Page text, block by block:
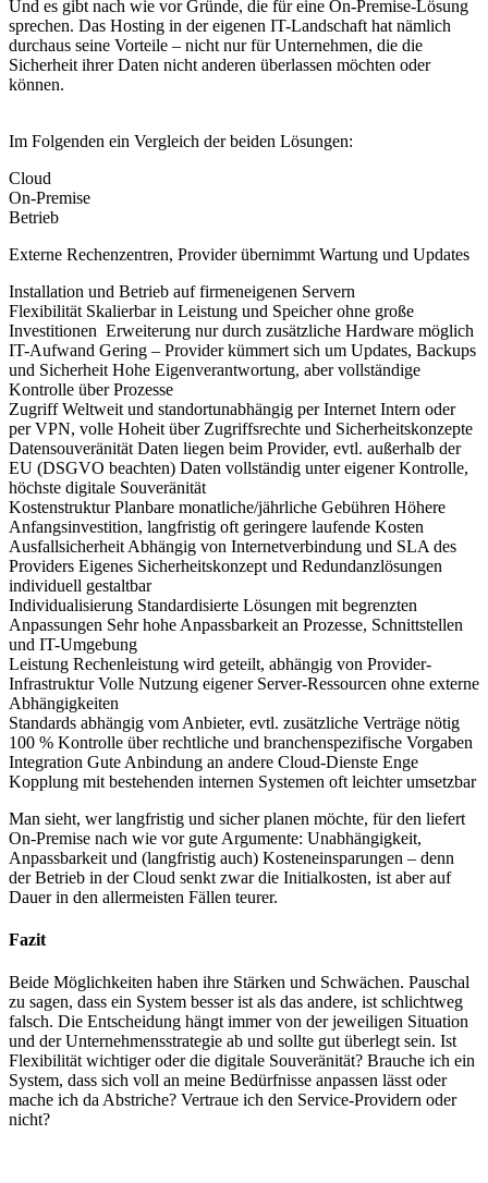
Und es gibt nach wie vor Gründe, die für eine On-Premise-Lösung
sprechen. Das Hosting in der eigenen IT-Landschaft hat nämlich
durchaus seine Vorteile – nicht nur für Unternehmen, die die
Sicherheit ihrer Daten nicht anderen überlassen möchten oder
können.
Im Folgenden ein Vergleich der beiden Lösungen:
Cloud
On-Premise
Betrieb
Externe Rechenzentren, Provider übernimmt Wartung und Updates
Installation und Betrieb auf firmeneigenen Servern
Flexibilität Skalierbar in Leistung und Speicher ohne große
Investitionen Erweiterung nur durch zusätzliche Hardware möglich
IT-Aufwand Gering – Provider kümmert sich um Updates, Backups
und Sicherheit Hohe Eigenverantwortung, aber vollständige
Kontrolle über Prozesse
Zugriff Weltweit und standortunabhängig per Internet Intern oder
per VPN, volle Hoheit über Zugriffsrechte und Sicherheitskonzepte
Datensouveränität Daten liegen beim Provider, evtl. außerhalb der
EU (DSGVO beachten) Daten vollständig unter eigener Kontrolle,
höchste digitale Souveränität
Kostenstruktur Planbare monatliche/jährliche Gebühren Höhere
Anfangsinvestition, langfristig oft geringere laufende Kosten
Ausfallsicherheit Abhängig von Internetverbindung und SLA des
Providers Eigenes Sicherheitskonzept und Redundanzlösungen
individuell gestaltbar
Individualisierung Standardisierte Lösungen mit begrenzten
Anpassungen Sehr hohe Anpassbarkeit an Prozesse, Schnittstellen
und IT-Umgebung
Leistung Rechenleistung wird geteilt, abhängig von Provider-
Infrastruktur Volle Nutzung eigener Server-Ressourcen ohne externe
Abhängigkeiten
Standards abhängig vom Anbieter, evtl. zusätzliche Verträge nötig
100 % Kontrolle über rechtliche und branchenspezifische Vorgaben
Integration Gute Anbindung an andere Cloud-Dienste Enge
Kopplung mit bestehenden internen Systemen oft leichter umsetzbar
Man sieht, wer langfristig und sicher planen möchte, für den liefert
On-Premise nach wie vor gute Argumente: Unabhängigkeit,
Anpassbarkeit und (langfristig auch) Kosteneinsparungen – denn
der Betrieb in der Cloud senkt zwar die Initialkosten, ist aber auf
Dauer in den allermeisten Fällen teurer.
Fazit
Beide Möglichkeiten haben ihre Stärken und Schwächen. Pauschal
zu sagen, dass ein System besser ist als das andere, ist schlichtweg
falsch. Die Entscheidung hängt immer von der jeweiligen Situation
und der Unternehmensstrategie ab und sollte gut überlegt sein. Ist
Flexibilität wichtiger oder die digitale Souveränität? Brauche ich ein
System, dass sich voll an meine Bedürfnisse anpassen lässt oder
mache ich da Abstriche? Vertraue ich den Service-Providern oder
nicht?